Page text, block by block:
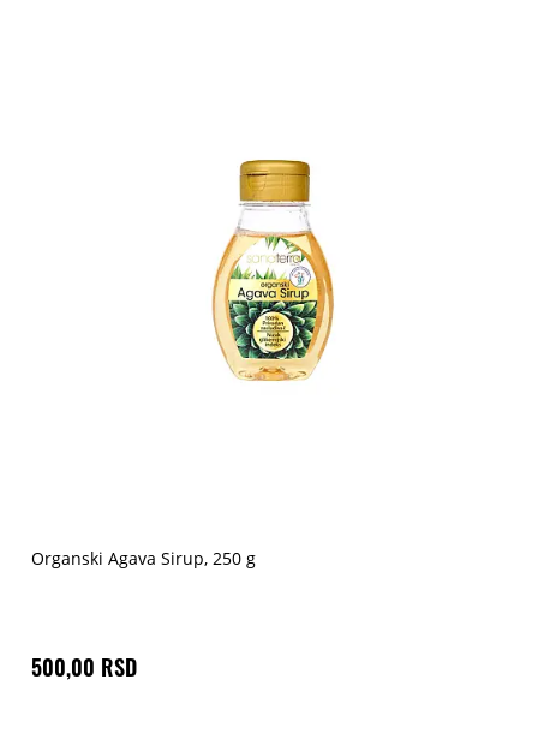
Organski Agava Sirup, 250 g
500,00 RSD